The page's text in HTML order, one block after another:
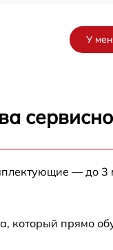
У
— до 3
который прямо